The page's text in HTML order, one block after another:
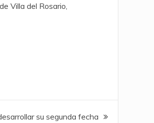
Villa del Rosario,
su segunda fecha